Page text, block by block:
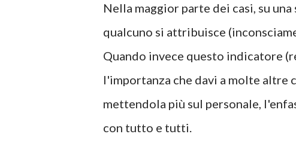
Nella maggior parte dei casi, su
qualcuno si attribuisce
Quando invece questo indicatore
l'importanza che davi a molte
mettendola più sul personale,
con tutto e tutti.